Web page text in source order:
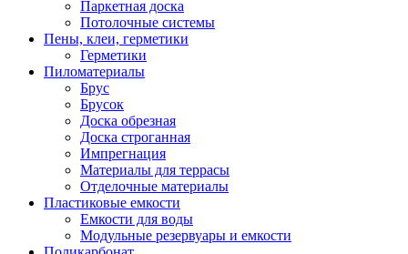
Паркетная доска
Потолочные системы
Пены, клеи, герметики
Герметики
Пиломатериалы
Брус
Брусок
Доска обрезная
Доска строганная
Импрегнация
Материалы для террасы
Отделочные материалы
Пластиковые емкости
Емкости для воды
Модульные резервуары и емкости